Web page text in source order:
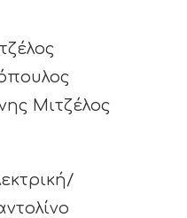
Μιτζέλος